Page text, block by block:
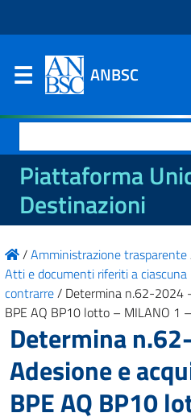
ANBSC
per:
Piattaforma
Destinazioni
/Amministrazione trasparente
Atti e documenti riferiti a ciascuna
contrarre/ Determina n.62-2024
BPE AQ BP10 lotto – MILANO 1
Determina
Adesione e
BPE AQ BP10